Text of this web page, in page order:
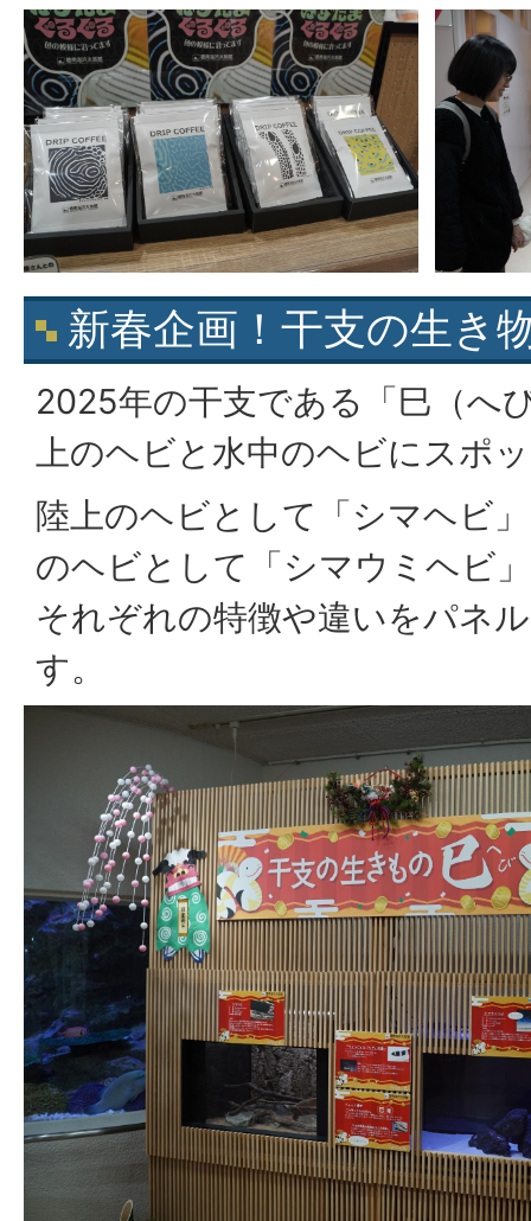
新春企画！干支の生き
2025年の干支である「巳（へ
上のヘビと水中のヘビにスポ
陸上のヘビとして「シマヘビ
のヘビとして「シマウミヘビ
それぞれの特徴や違いをパネ
す。